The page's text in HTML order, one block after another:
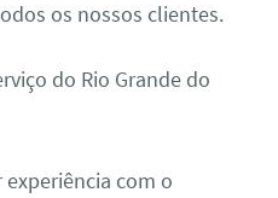
os nossos clientes.
do Rio Grande do
com o